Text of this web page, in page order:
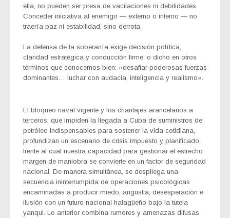
ella, no pueden ser presa de vacilaciones ni debilidades.
Conceder iniciativa al enemigo — externo o interno — no
traería paz ni estabilidad, sino derrota.
La defensa de la soberanía exige decisión política,
claridad estratégica y conducción firme: o dicho en otros
términos que conocemos bien: «desafiar poderosas fuerzas
dominantes… luchar con audacia, inteligencia y realismo».
El bloqueo naval vigente y los chantajes arancelarios a
terceros, que impiden la llegada a Cuba de suministros de
petróleo indispensables para sostener la vida cotidiana,
profundizan un escenario de crisis impuesto y planificado,
frente al cual nuestra capacidad para gestionar el estrecho
margen de maniobra se convierte en un factor de seguridad
nacional. De manera simultánea, se despliega una
secuencia ininterrumpida de operaciones psicológicas
encaminadas a producir miedo, angustia, desesperación e
ilusión con un futuro nacional halagüeño bajo la tutela
yanqui. Lo anterior combina rumores y amenazas difusas